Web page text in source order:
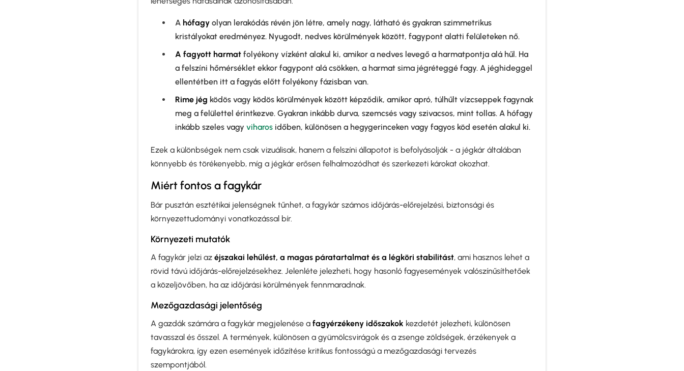
A hófagy olyan lerakódás révén jön létre, amely nagy, látható és gyakran szimmetrikus
kristályokat eredményez. Nyugodt, nedves körülmények között, fagypont alatti felületeken nő.
A fagyott harmat folyékony vízként alakul ki, amikor a nedves levegő a harmatpontja alá hűl. Ha
a felszíni hőmérséklet ekkor fagypont alá csökken, a harmat sima jégréteggé fagy. A jéghideggel
ellentétben itt a fagyás előtt folyékony fázisban van.
Rime jég ködös vagy ködös körülmények között képződik, amikor apró, túlhűlt vízcseppek fagynak
meg a felülettel érintkezve. Gyakran inkább durva, szemcsés vagy szivacsos, mint tollas. A hófagy
inkább szeles vagy viharos időben, különösen a hegygerinceken vagy fagyos köd esetén alakul ki.
Ezek a különbségek nem csak vizuálisak, hanem a felszíni állapotot is befolyásolják - a jégkár általában
könnyebb és törékenyebb, míg a jégkár erősen felhalmozódhat és szerkezeti károkat okozhat.
Miért fontos a fagykár
Bár pusztán esztétikai jelenségnek tűnhet, a fagykár számos időjárás-előrejelzési, biztonsági és
környezettudományi vonatkozással bír.
Környezeti mutatók
A fagykár jelzi az éjszakai lehűlést, a magas páratartalmat és a légköri stabilitást, ami hasznos lehet a
rövid távú időjárás-előrejelzésekhez. Jelenléte jelezheti, hogy hasonló fagyesemények valószínűsíthetőek
a közeljövőben, ha az időjárási körülmények fennmaradnak.
Mezőgazdasági jelentőség
A gazdák számára a fagykár megjelenése a fagyérzékeny időszakok kezdetét jelezheti, különösen
tavasszal és ősszel. A termények, különösen a gyümölcsvirágok és a zsenge zöldségek, érzékenyek a
fagykárokra, így ezen események időzítése kritikus fontosságú a mezőgazdasági tervezés
szempontjából.